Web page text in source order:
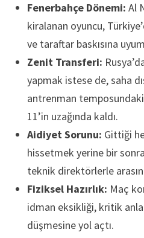
Fenerbahçe Dönemi: Al
kiralanan oyuncu,
ve taraftar baskısına
Zenit Transferi:
yapmak istese de, saha
antrenman
11’in uzağında kaldı.
Aidiyet Sorunu: Gittiği
hissetmek yerine bir
teknik direktörlerle
Fiziksel Hazırlık: Maç
idman eksikliği, kritik
düşmesine yol açtı.